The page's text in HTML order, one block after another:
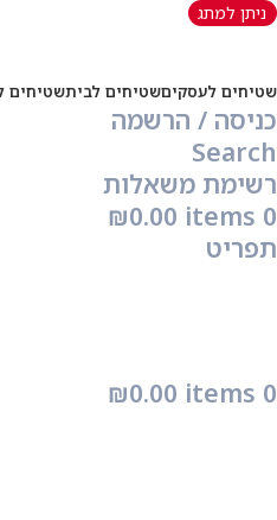
שטיחים לעסקיםשטיחים לביתשטיחים
כניסה / הרשמה
Search
רשימת משאלות
0
items
₪0.00
תפריט
0
items
₪0.00
ניתן למתג